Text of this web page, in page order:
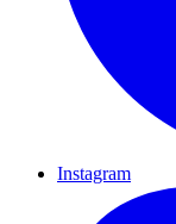
Instagram